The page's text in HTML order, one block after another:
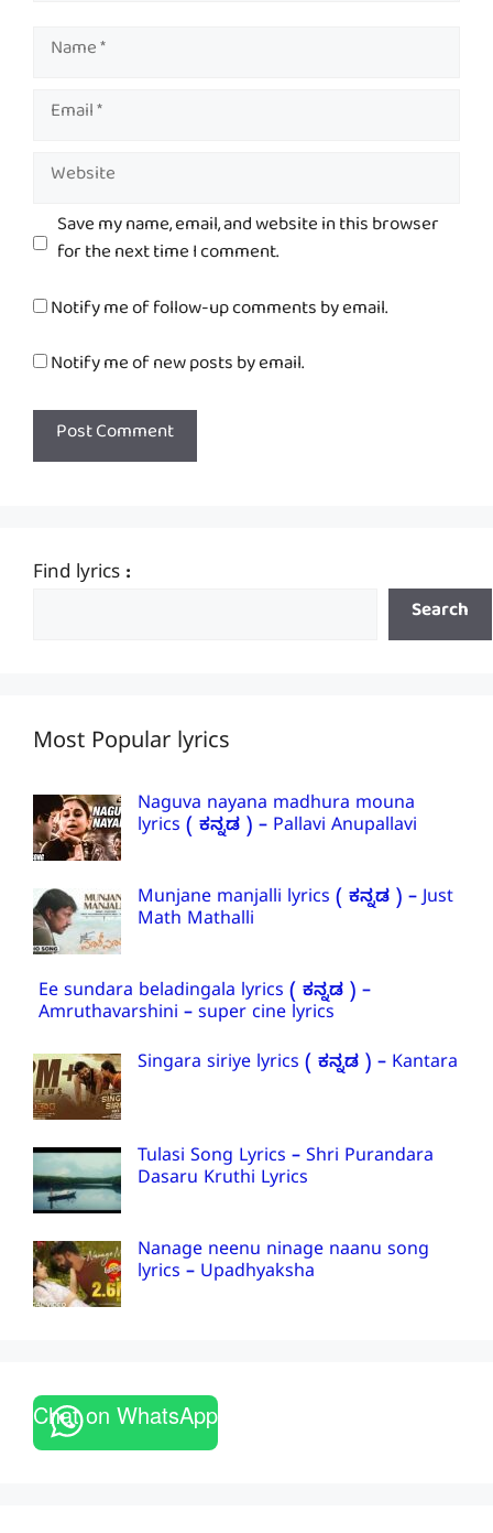
Name
Email
Website
Save my name, email, and website in this browser
for the next time I comment.
Notify me of follow-up comments by email.
Notify me of new posts by email.
Find lyrics :
Search
Most Popular lyrics
Naguva nayana madhura mouna
lyrics ( ಕನ್ನಡ ) – Pallavi Anupallavi
Munjane manjalli lyrics ( ಕನ್ನಡ ) – Just
Math Mathalli
Ee sundara beladingala lyrics ( ಕನ್ನಡ ) –
Amruthavarshini – super cine lyrics
Singara siriye lyrics ( ಕನ್ನಡ ) – Kantara
Tulasi Song Lyrics – Shri Purandara
Dasaru Kruthi Lyrics
Nanage neenu ninage naanu song
lyrics – Upadhyaksha
Chat on WhatsApp